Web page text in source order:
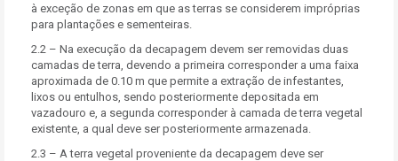
à exceção de zonas em que as terras se considerem impróprias
para plantações e sementeiras.
2.2 – Na execução da decapagem devem ser removidas duas
camadas de terra, devendo a primeira corresponder a uma faixa
aproximada de 0.10 m que permite a extração de infestantes,
lixos ou entulhos, sendo posteriormente depositada em
vazadouro e, a segunda corresponder à camada de terra vegetal
existente, a qual deve ser posteriormente armazenada.
2.3 – A terra vegetal proveniente da decapagem deve ser